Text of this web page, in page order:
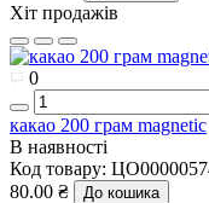
Хіт продажів
0
какао 200 грам magnetic
В наявності
Код товару:
80.00 ₴
До кошика